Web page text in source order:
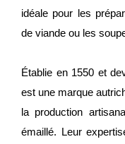
idéale pour les
de viande ou les
Établie en 1550 et
est une marque
la production
émaillé. Leur